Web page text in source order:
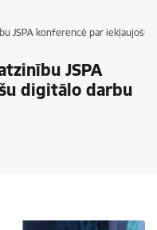
JSPA konferencē par iekļaujošu
JSPA
digitālo darbu